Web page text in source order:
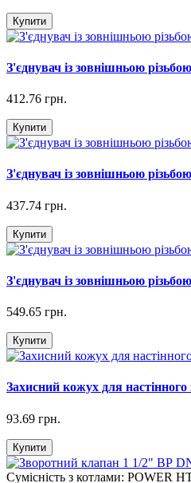
Купити
З'єднувач із зовнішньою
412.76 грн.
Купити
З'єднувач із зовнішньою
437.74 грн.
Купити
З'єднувач із зовнішньою
549.65 грн.
Купити
Захисний кожух для
93.69 грн.
Купити
Сумісність з котлами: POWER